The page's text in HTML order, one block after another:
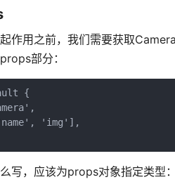
作用之前，我们需要获取
部分：
{
'img'],
写，应该为props对象指定类型：